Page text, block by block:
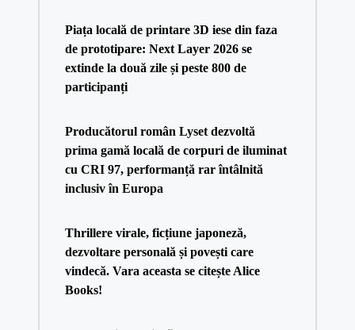
Piața locală de printare 3D iese din faza
de prototipare: Next Layer 2026 se
extinde la două zile și peste 800 de
participanți
Producătorul român Lyset dezvoltă
prima gamă locală de corpuri de iluminat
cu CRI 97, performanță rar întâlnită
inclusiv în Europa
Thrillere virale, ficțiune japoneză,
dezvoltare personală și povești care
vindecă. Vara aceasta se citește Alice
Books!